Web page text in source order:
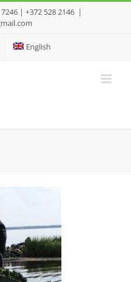
| +372 528 2146 |
English